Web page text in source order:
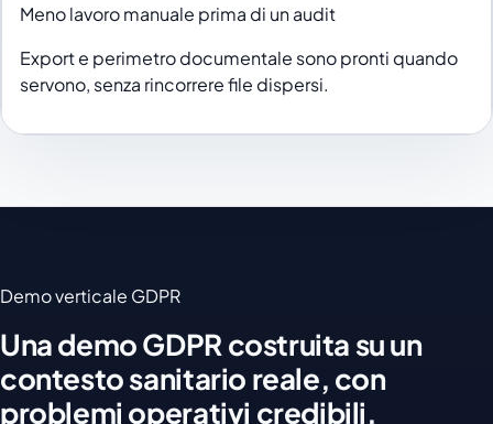
Meno lavoro manuale prima di un audit
Export e perimetro documentale sono pronti quando
servono, senza rincorrere file dispersi.
Demo verticale GDPR
Una demo GDPR costruita su un
contesto sanitario reale, con
problemi operativi credibili.